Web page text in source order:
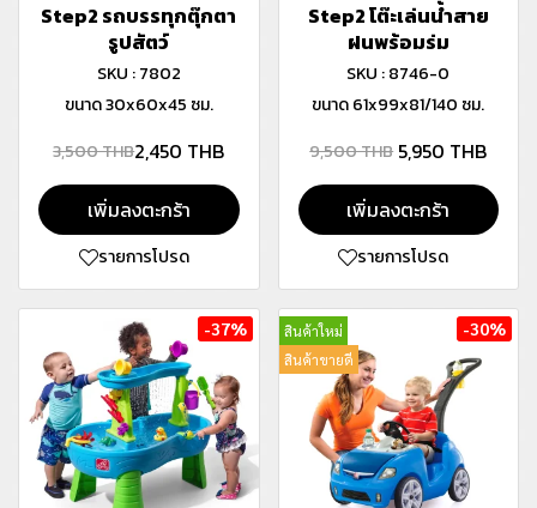
Step2 รถบรรทุกตุ๊กตา
รูปสัตว์
SKU : 7802
ขนาด 30x60x45 ซม.
3,500 THB2,450 THB
เพิ่มลงตะกร้า
รายการโปรด
Step2 โต๊ะเล่นน้ำสาย
ฝนพร้อมร่ม
SKU : 8746-0
ขนาด 61x99x81/140 ซม.
9,500 THB 5,950 THB
เพิ่มลงตะกร้า
รายการโปรด
-37%
สินค้าใหม่
สินค้าขายดี
-30%